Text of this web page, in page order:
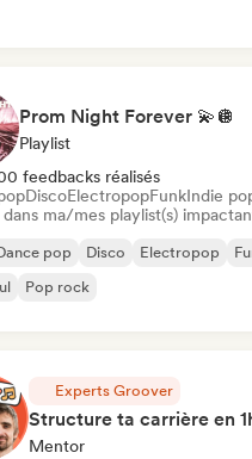
Prom Night Forever 💫🪩
Playlist
feedbacks réalisés
DiscoElectropopFunkIndie
ma/mes playlist(s)
pop Disco Electropop
Pop rock
Experts Groover
Mentor